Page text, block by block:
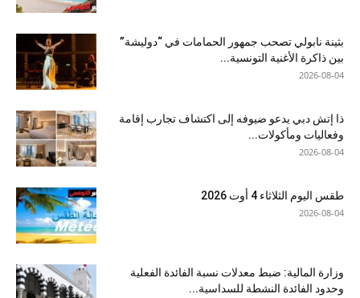
بثينة نابولي تصحب جمهور الحمامات في “دوليشة”
بين ذاكرة الأغنية التونسية...
2026-08-04
ذا إتش دبي يدعو ضيوفه إلى اكتشاف تجارب إقامة
وفعاليات ومأكولات...
2026-08-04
طقس اليوم الثلاثاء 4 أوت 2026
2026-08-04
وزارة المالية: ضبط معدلات نسبة الفائدة الفعلية
وحدود الفائدة النشطة للسداسية...